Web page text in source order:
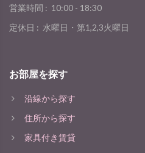
営業時間 : 10:00 - 18:30
定休日 : 水曜日・第1,2,3火曜日
お部屋を探す
沿線から探す
住所から探す
家具付き賃貸